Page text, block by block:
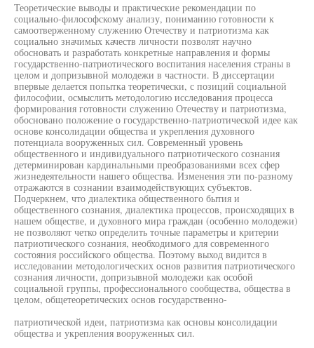
Теоретические выводы и практические рекомендации по
социально-философскому анализу, пониманию готовности к
самоотверженному служению Отечеству и патриотизма как
социально значимых качеств личности позволят научно
обосновать и разработать конкретные направления и формы
государственно-патриотического воспитания населения страны в
целом и допризывной молодежи в частности. В диссертации
впервые делается попытка теоретически, с позиций социальной
философии, осмыслить методологию исследования процесса
формирования готовности служению Отечеству и патриотизма,
обосновано положение о государственно-патриотической идее как
основе консолидации общества и укрепления духовного
потенциала вооруженных сил. Современный уровень
общественного и индивидуального патриотического сознания
детерминирован кардинальными преобразованиями всех сфер
жизнедеятельности нашего общества. Изменения эти по-разному
отражаются в сознании взаимодействующих субъектов.
Подчеркнем, что диалектика общественного бытия и
общественного сознания, диалектика процессов, происходящих в
нашем обществе, и духовного мира граждан (особенно молодежи)
не позволяют четко определить точные параметры и критерии
патриотического сознания, необходимого для современного
состояния российского общества. Поэтому выход видится в
исследовании методологических основ развития патриотического
сознания личности, допризывной молодежи как особой
социальной группы, профессионального сообщества, общества в
целом, общетеоретических основ государственно-
патриотической идеи, патриотизма как основы консолидации
общества и укрепления вооруженных сил.